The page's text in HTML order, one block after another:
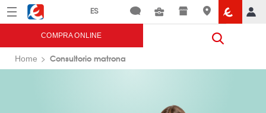
Menú Eroski
COMPRA ONLINE
Home Consultorio matrona